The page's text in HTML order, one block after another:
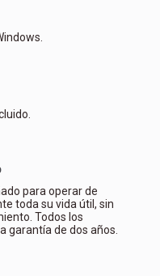
para operar de
toda su vida útil, sin
Todos los
garantía de dos años.